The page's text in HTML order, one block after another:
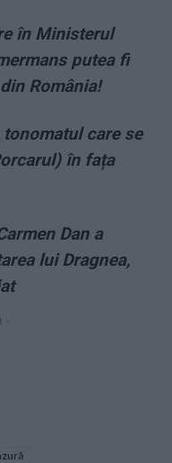
în Ministerul
putea fi
România!
tonomatul care se
în fața
Dan a
lui Dragnea,